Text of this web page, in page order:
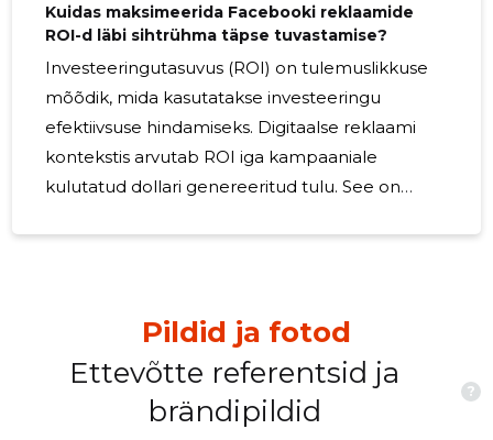
Kuidas maksimeerida Facebooki reklaamide
ROI-d läbi sihtrühma täpse tuvastamise?
Investeeringutasuvus (ROI) on tulemuslikkuse
mõõdik, mida kasutatakse investeeringu
efektiivsuse hindamiseks. Digitaalse reklaami
kontekstis arvutab ROI iga kampaaniale
kulutatud dollari genereeritud tulu. See on
peab iga turundusdollar aitama kaasa
käegakatsutavale ärikasvule. ROI
rohkema saavutamist, mis on oluline VKEdede
Pildid ja fotod
Ettevõtte referentsid ja
brändipildid
?